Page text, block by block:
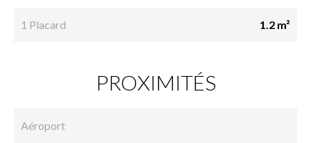
1 Placard 1.2 m²
PROXIMITÉS
Aéroport